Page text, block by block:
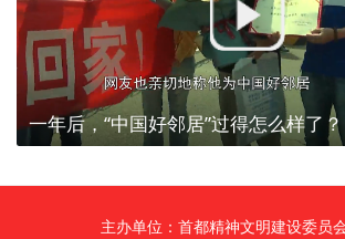
一年后，“中国好邻居”过得怎么样了？
主办单位：首都精神文明建设委员